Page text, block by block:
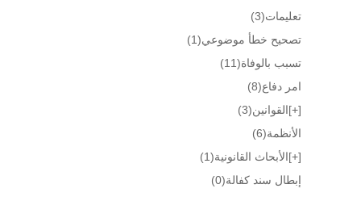
تعليمات(3)
تصحيح خطأ موضوعي(1)
تسبب بالوفاة(11)
امر دفاع(8)
[+]القوانين(3)
الأنظمة(6)
[+]الأبحاث القانونية(1)
إبطال سند كفالة(0)